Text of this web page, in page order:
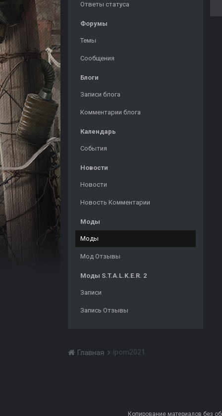
Ответы статуса
Форумы
Темы
Сообщения
Блоги
Записи блога
Комментарии блога
Календарь
События
Новости
Новости
Новость Комментарии
Моды
Моды
Мод Отзывы
Моды S.T.A.L.K.E.R. 2
Записи
Запись Отзывы
Главная ipom2021
Копирование материалов без